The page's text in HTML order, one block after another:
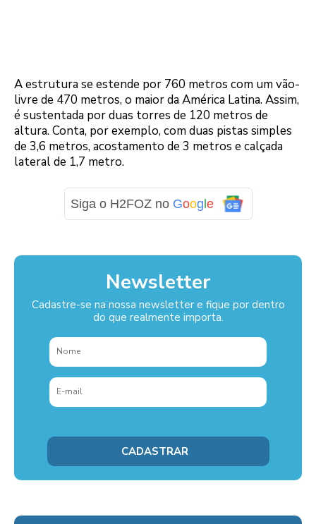
A estrutura se estende por 760 metros com um vão-
livre de 470 metros, o maior da América Latina. Assim,
é sustentada por duas torres de 120 metros de
altura. Conta, por exemplo, com duas pistas simples
de 3,6 metros, acostamento de 3 metros e calçada
lateral de 1,7 metro.
Siga o H2FOZ no Goog e
Newsletter
Cadastre-se na nossa newsletter e fique por dentro
do que realmente importa.